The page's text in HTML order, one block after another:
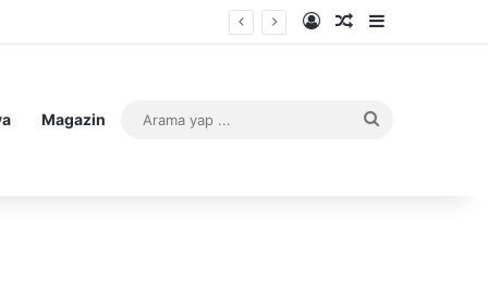
Kayıt OlRastgele Makale
Kenar
Magazin